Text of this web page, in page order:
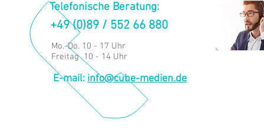
Telefonische Beratung:
+49 (0)89 / 552 66 880
Mo.-Do. 10 - 17 Uhr
Freitag 10 - 14 Uhr
E-mail: info@cube-medien.de